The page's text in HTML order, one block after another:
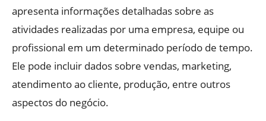
apresenta informações detalhadas sobre as
atividades realizadas por uma empresa, equipe ou
profissional em um determinado período de tempo.
Ele pode incluir dados sobre vendas, marketing,
atendimento ao cliente, produção, entre outros
aspectos do negócio.